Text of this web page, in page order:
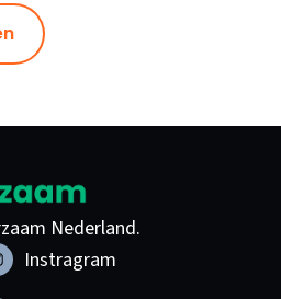
Nederland.
Instragram